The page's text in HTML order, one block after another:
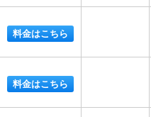
料金はこちら
料金はこちら